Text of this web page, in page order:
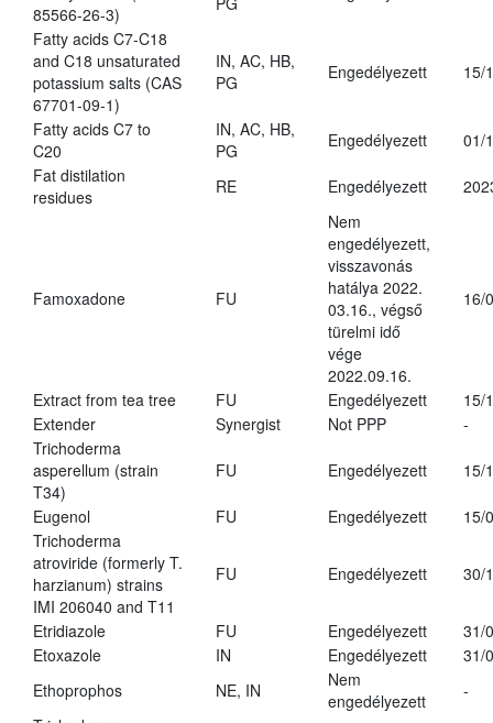
85566-26-3)
Fatty acids C7-C18
and C18 unsaturated
potassium salts (CAS
67701-09-1)
IN, AC, HB,
PG
Engedélyezett 15/
Fatty acids C7 to
C20
IN, AC, HB,
PG
Engedélyezett
01/
Fat distilation
residues
RE Engedélyezett
Famoxadone FU
Nem
engedélyezett,
visszavonás
hatálya 2022.
03.16., végső
türelmi idő
vége
2022.09.16.
16/
Extract from tea tree FU Engedélyezett
15/
Extender
Synergist Not PPP
-
Trichoderma
asperellum (strain
T34)
FU Engedélyezett 15/
Eugenol FU Engedélyezett
15/
Trichoderma
atroviride (formerly T.
harzianum) strains
IMI 206040 and T11
FU Engedélyezett 30/
Etridiazole FU Engedélyezett
31/
Etoxazole
IN Engedélyezett
31/
Ethoprophos
NE, IN
Nem
engedélyezett
-